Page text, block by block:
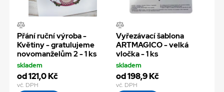
Přání ruční výroba -
Květiny - gratulujeme
novomanželům 2 - 1 ks
skladem
od 121,0 Kč
vč. DPH
Vyřezávací šablona
ARTMAGICO - velká
vločka - 1 ks
skladem
od 198,9 Kč
vč. DPH